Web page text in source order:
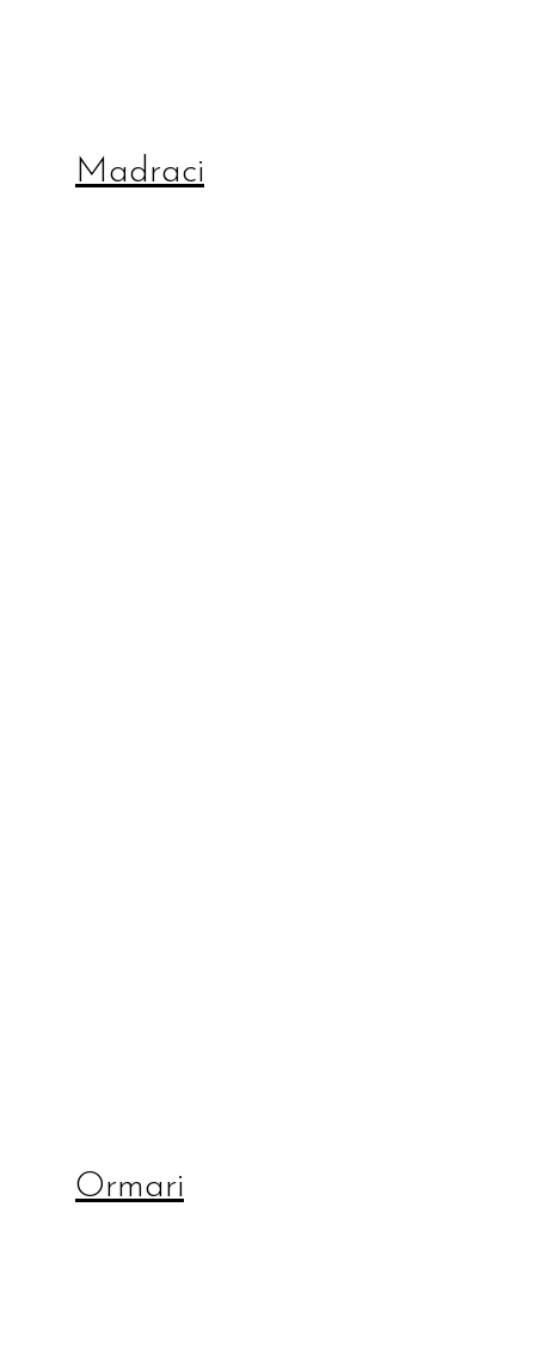
Madraci
Ormari